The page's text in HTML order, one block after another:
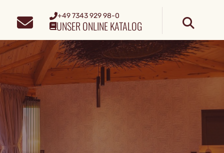
+49 7343 929 98-0
UNSER ONLINE KATALOG